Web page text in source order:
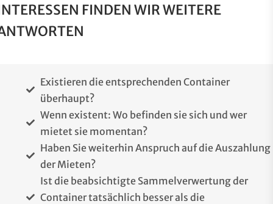
FINDEN WIR WEITERE
Existieren die entsprechenden Container
überhaupt?
Wenn existent: Wo befinden sie sich und wer
mietet sie momentan?
Haben Sie weiterhin Anspruch auf die Auszahlung
der Mieten?
Ist die beabsichtigte Sammelverwertung der
Container tatsächlich besser als die